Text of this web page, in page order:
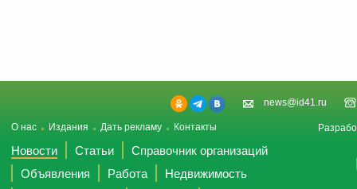
news@id41.ru
О нас Издания Дать рекламу Контакты
Новости Статьи
Справочник организаций
Объявления
Работа
Недвижимость